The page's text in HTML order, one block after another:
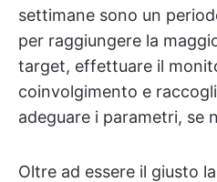
settimane sono un
per raggiungere la
target, effettuare il
coinvolgimento e
adeguare i parametri, se
Oltre ad essere il giusto